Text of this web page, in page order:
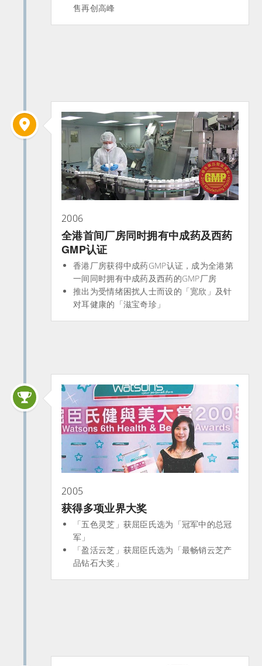
售再创高峰
2006
全港首间厂房同时拥有中成药及西药
GMP认证
香港厂房获得中成药GMP认证，成为全港第
一间同时拥有中成药及西药的GMP厂房
推出为受情绪困扰人士而设的「宽欣」及针
对耳健康的「滋宝奇珍」
2005
获得多项业界大奖
「五色灵芝」获屈臣氏选为「冠军中的总冠
军」
「盈活云芝」获屈臣氏选为「最畅销云芝产
品钻石大奖」